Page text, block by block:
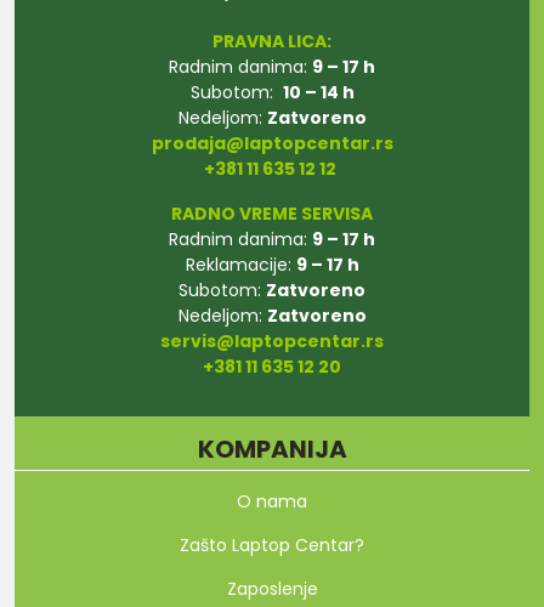
PRAVNA LICA:
Radnim danima: 9 – 17 h
Subotom: 10 – 14 h
Nedeljom: Zatvoreno
prodaja@laptopcentar.rs
+381 11 635 12 12
RADNO VREME SERVISA
Radnim danima: 9 – 17 h
Reklamacije: 9 – 17 h
Subotom: Zatvoreno
Nedeljom: Zatvoreno
servis@laptopcentar.rs
+381 11 635 12 20
KOMPANIJA
O nama
Zašto Laptop Centar?
Zaposlenje